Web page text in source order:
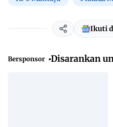
Ikuti
Bersponsor Disarankan